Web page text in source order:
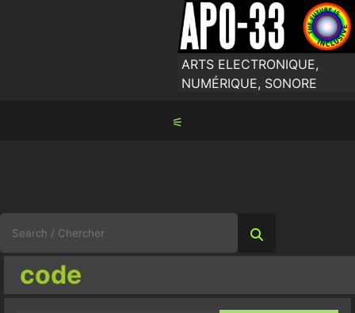
ARTS ELECTRONIQUE,
NUMÉRIQUE, SONORE
⚟
for:
code